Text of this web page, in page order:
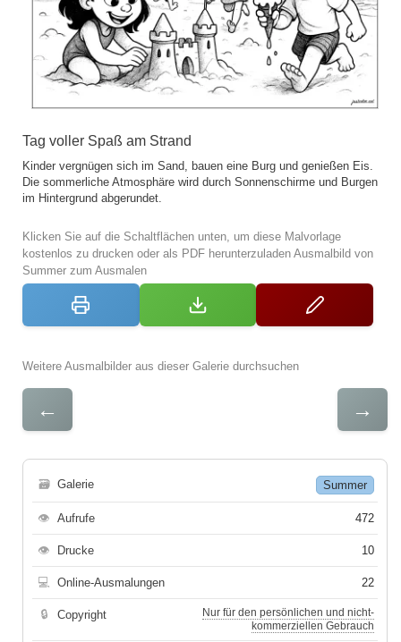
Tag voller Spaß am Strand
Kinder vergnügen sich im Sand, bauen eine Burg und genießen Eis.
Die sommerliche Atmosphäre wird durch Sonnenschirme und Burgen
im Hintergrund abgerundet.
Klicken Sie auf die Schaltflächen unten, um diese Malvorlage
kostenlos zu drucken oder als PDF herunterzuladen Ausmalbild von
Summer zum Ausmalen
Weitere Ausmalbilder aus dieser Galerie durchsuchen
← →
🗃 Galerie Summer
👁 Aufrufe 472
👁 Drucke 10
💻 Online-Ausmalungen 22
🔒 Copyright
Nur für den persönlichen und nicht-
kommerziellen Gebrauch